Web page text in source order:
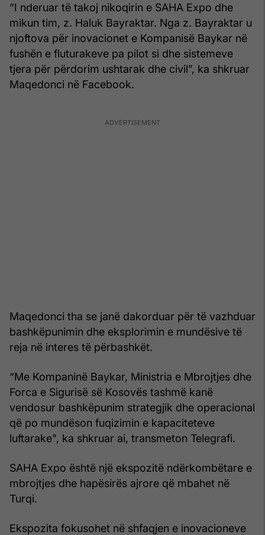
“I nderuar të takoj nikoqirin e SAHA Expo dhe
mikun tim, z. Haluk Bayraktar. Nga z. Bayraktar u
njoftova për inovacionet e Kompanisë Baykar në
fushën e fluturakeve pa pilot si dhe sistemeve
tjera për përdorim ushtarak dhe civil”, ka shkruar
Maqedonci në Facebook.
Maqedonci tha se janë dakorduar për të vazhduar
bashkëpunimin dhe eksplorimin e mundësive të
reja në interes të përbashkët.
“Me Kompaninë Baykar, Ministria e Mbrojtjes dhe
Forca e Sigurisë së Kosovës tashmë kanë
vendosur bashkëpunim strategjik dhe operacional
që po mundëson fuqizimin e kapaciteteve
luftarake", ka shkruar ai, transmeton Telegrafi.
SAHA Expo është një ekspozitë ndërkombëtare e
mbrojtjes dhe hapësirës ajrore që mbahet në
Turqi.
Ekspozita fokusohet në shfaqjen e inovacioneve